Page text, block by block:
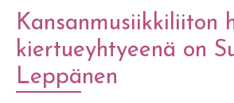
Kansanmusiikkiliiton
kiertueyhtyeenä on
Leppänen